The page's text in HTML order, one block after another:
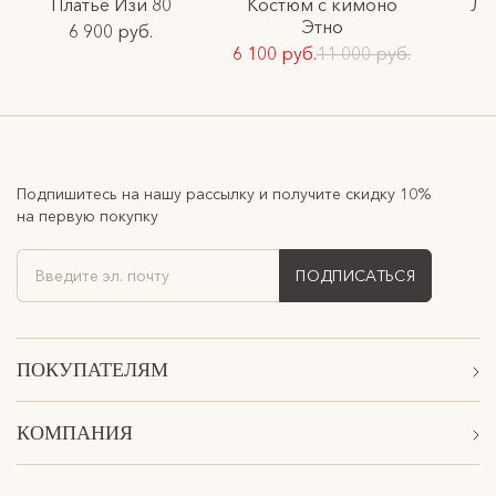
6 900 руб.
Этно
6 100 руб.11 000 руб.
ПОКУПАТЕЛЯМ
Акции
Подарочные сертификаты
КОМПАНИЯ
О Нас
Подпишитесь на нашу рассылку и получите скидку 10%
на первую покупку
ПОДПИСАТЬСЯ